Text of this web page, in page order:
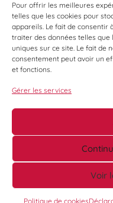
Pour offrir les meilleures
telles que les cookies pour
appareils. Le fait de consentir
traiter des données telles que
uniques sur ce site. Le fait de
consentement peut avoir un
et fonctions.
Gérer les services
Voir
Politique de cookies